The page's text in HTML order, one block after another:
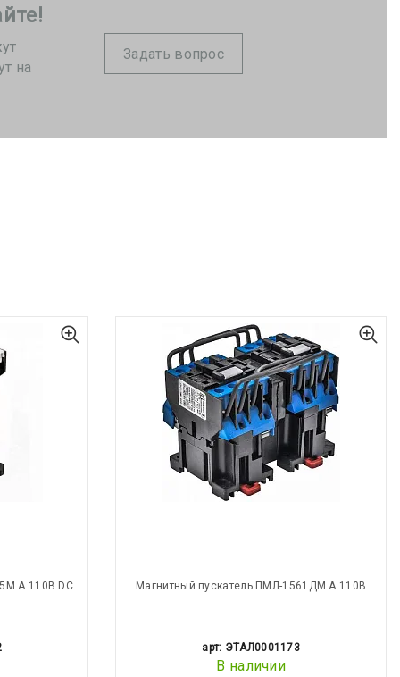
на
Задать вопрос
А 110В DC Магнитный пускатель ПМЛ-1561ДМ А 110В
арт: ЭТАЛ0001173
В наличии